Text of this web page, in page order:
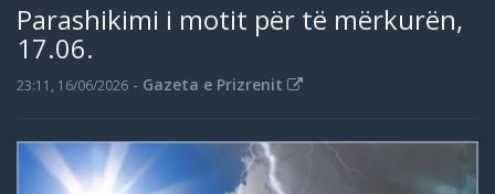
Parashikimi i motit për të mërkurën,
17.06.
23:11, 16/06/2026 - Gazeta e Prizrenit